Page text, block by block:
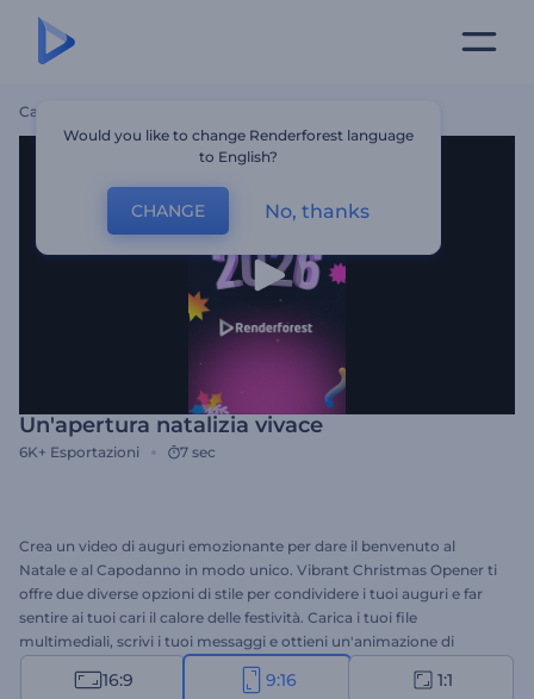
Casa
Un'apertura natalizia vivace
6K+ Esportazioni 7 sec
Crea un video di auguri emozionante per dare il benvenuto al
Natale e al Capodanno in modo unico. Vibrant Christmas Opener ti
offre due diverse opzioni di stile per condividere i tuoi auguri e far
sentire ai tuoi cari il calore delle festività. Carica i tuoi file
multimediali, scrivi i tuoi messaggi e ottieni un'animazione di
auguri ad alta risoluzione in pochi minuti. Perfetto per video di
auguri, inviti a feste, spot televisivi per Natale o Capodanno e molto
16:9 9:16 1:1
Would you like to change Renderforest language
to English?
CHANGE No, thanks